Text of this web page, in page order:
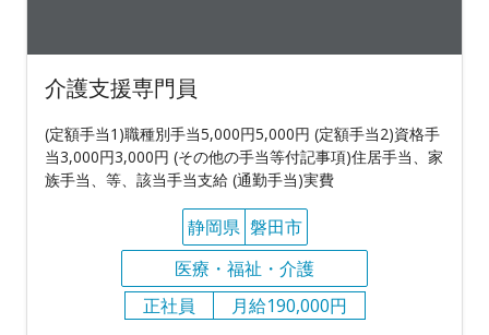
介護支援専門員
(定額手当1)職種別手当5,000円5,000円 (定額手当2)資格手
当3,000円3,000円 (その他の手当等付記事項)住居手当、家
族手当、等、該当手当支給 (通勤手当)実費
静岡県 磐田市
医療・福祉・介護
正社員
月給190,000円